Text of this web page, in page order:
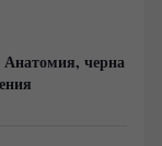
с трудни
и
студеният
Анатомия, черна